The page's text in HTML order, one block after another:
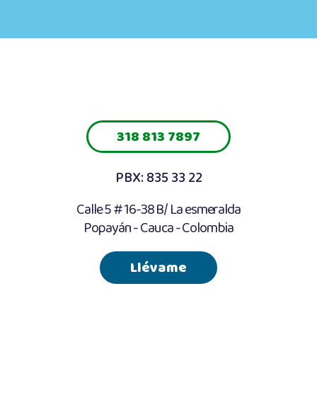
318 813 7897
PBX: 835 33 22
Calle 5 # 16-38 B/ La esmeralda
Popayán - Cauca - Colombia
Llévame